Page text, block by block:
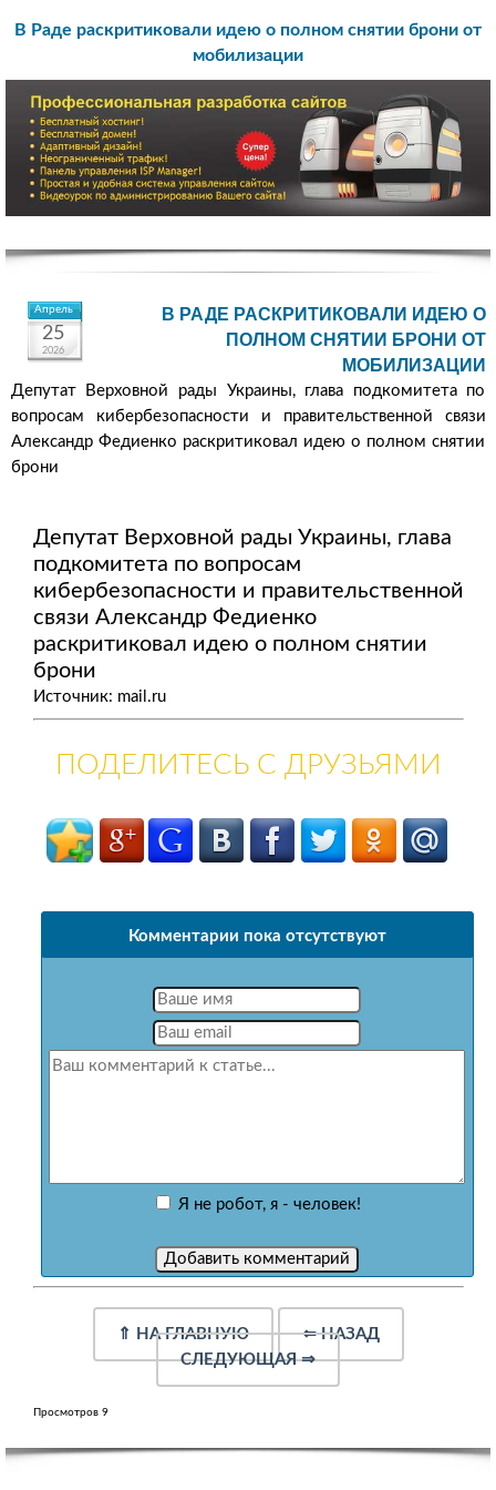
В Раде раскритиковали идею о полном снятии брони от
мобилизации
Апрель
25
2026
В РАДЕ РАСКРИТИКОВАЛИ ИДЕЮ О
ПОЛНОМ СНЯТИИ БРОНИ ОТ
МОБИЛИЗАЦИИ
Депутат Верховной рады Украины, глава подкомитета по
вопросам кибербезопасности и правительственной связи
Александр Федиенко раскритиковал идею о полном снятии
брони
Депутат Верховной рады Украины, глава
подкомитета по вопросам
кибербезопасности и правительственной
связи Александр Федиенко
раскритиковал идею о полном снятии
брони
Источник: mail.ru
ПОДЕЛИТЕСЬ С ДРУЗЬЯМИ
Комментарии пока отсутствуют
Я не робот, я - человек!
⇑ НА ГЛАВНУЮ ⇐НАЗАД
СЛЕДУЮЩАЯ⇒
Просмотров 9